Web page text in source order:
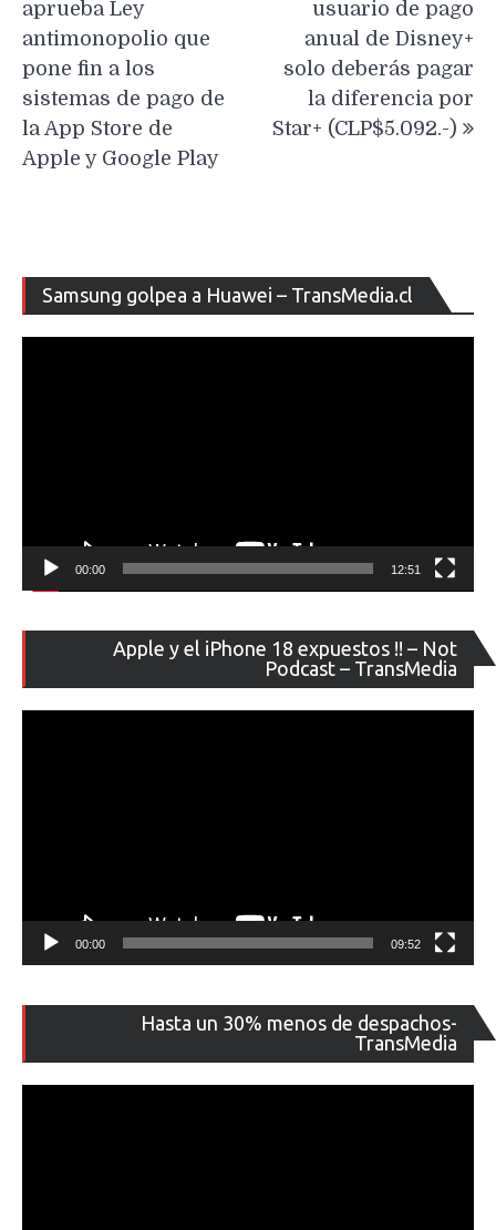
entradas
aprueba Ley
antimonopolio que
pone fin a los
sistemas de pago de
la App Store de
Apple y Google Play
usuario de pago
anual de Disney+
solo deberás pagar
la diferencia por
Star+ (CLP$5.092.-)
Samsung golpea a Huawei – TransMedia.cl
de
00:00 12:51
Apple y el iPhone 18 expuestos !! – Not
Podcast – TransMedia
de
00:00 09:52
Hasta un 30% menos de despachos-
TransMedia
de